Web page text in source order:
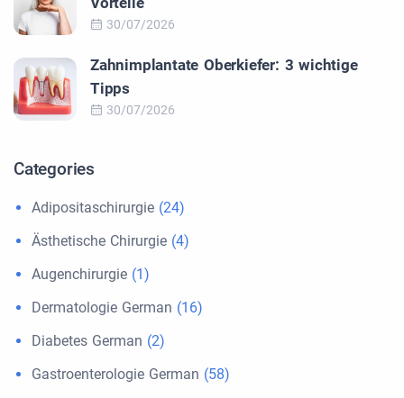
30/07/2026
Zahnimplantate Oberkiefer: 3 wichtige
Tipps
30/07/2026
Categories
Adipositaschirurgie (24)
Ästhetische Chirurgie (4)
Augenchirurgie (1)
Dermatologie German (16)
Diabetes German (2)
Gastroenterologie German (58)